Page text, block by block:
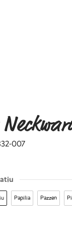
007
Papilia Pazzen